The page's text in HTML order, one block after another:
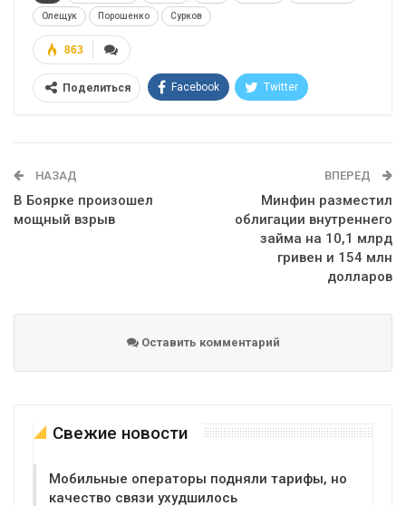
Олещук Порошенко Сурков
863
Поделиться Facebook Twitter
НАЗАД
В Боярке произошел
мощный взрыв
ВПЕРЕД
Минфин разместил
облигации внутреннего
займа на 10,1 млрд
гривен и 154 млн
долларов
Оставить комментарий
Свежие новости
Мобильные операторы подняли тарифы, но
качество связи ухудшилось